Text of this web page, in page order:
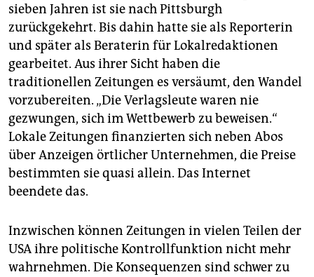
sieben Jahren ist sie nach Pittsburgh
zurückgekehrt. Bis dahin hatte sie als Reporterin
und später als Beraterin für Lokalredaktionen
gearbeitet. Aus ihrer Sicht haben die
traditionellen Zeitungen es versäumt, den Wandel
vorzubereiten. „Die Verlagsleute waren nie
gezwungen, sich im Wettbewerb zu beweisen.“
Lokale Zeitungen finanzierten sich neben Abos
über Anzeigen örtlicher Unternehmen, die Preise
bestimmten sie quasi allein. Das Internet
beendete das.
Inzwischen können Zeitungen in vielen Teilen der
USA ihre politische Kontrollfunktion nicht mehr
wahrnehmen. Die Konsequenzen sind schwer zu